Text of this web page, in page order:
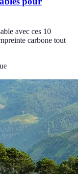
avec ces 10
carbone tout